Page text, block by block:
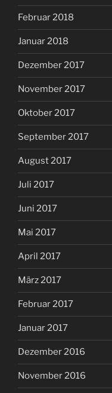
Februar 2018
Januar 2018
Dezember 2017
November 2017
Oktober 2017
September 2017
August 2017
Juli 2017
Juni 2017
Mai 2017
April 2017
März 2017
Februar 2017
Januar 2017
Dezember 2016
November 2016